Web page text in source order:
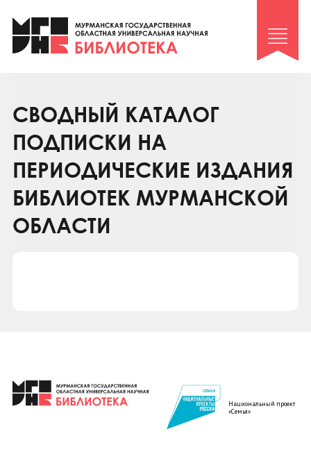
Клуб «Гиря и сельдерей»
Клуб «Семейный архив»
Коллегам
Контакты
СВОДНЫЙ КАТАЛОГ
ПОДПИСКИ НА
ПЕРИОДИЧЕСКИЕ ИЗДАНИЯ
БИБЛИОТЕК МУРМАНСКОЙ
ОБЛАСТИ
Национальный проект
«Семья»